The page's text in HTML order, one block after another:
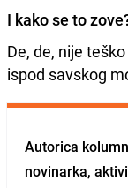
I kako se to
De, de, nije
ispod savskog
Autorica
novinarka,